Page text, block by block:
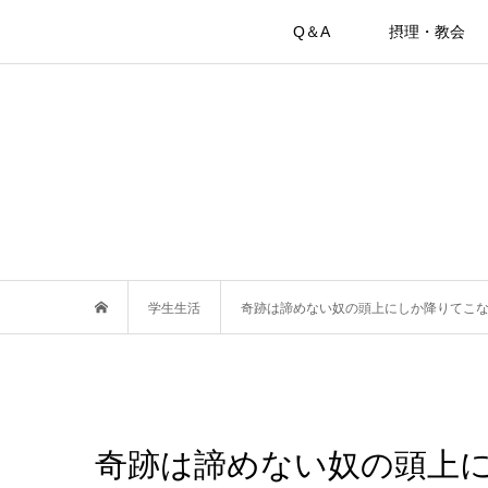
Q＆A 摂理・教会
学生生活 奇跡は諦めない奴の頭上にしか降りてこ
奇跡は諦めない奴の頭上